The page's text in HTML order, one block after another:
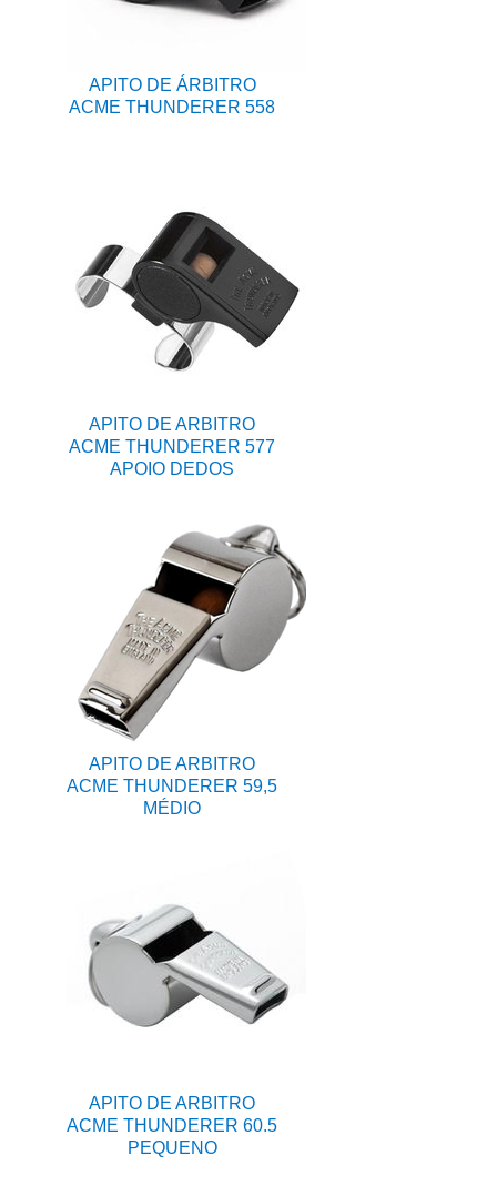
APITO DE ÁRBITRO
ACME THUNDERER 558
APITO DE ARBITRO
ACME THUNDERER 577
APOIO DEDOS
APITO DE ARBITRO
ACME THUNDERER 59,5
MÉDIO
APITO DE ARBITRO
ACME THUNDERER 60.5
PEQUENO